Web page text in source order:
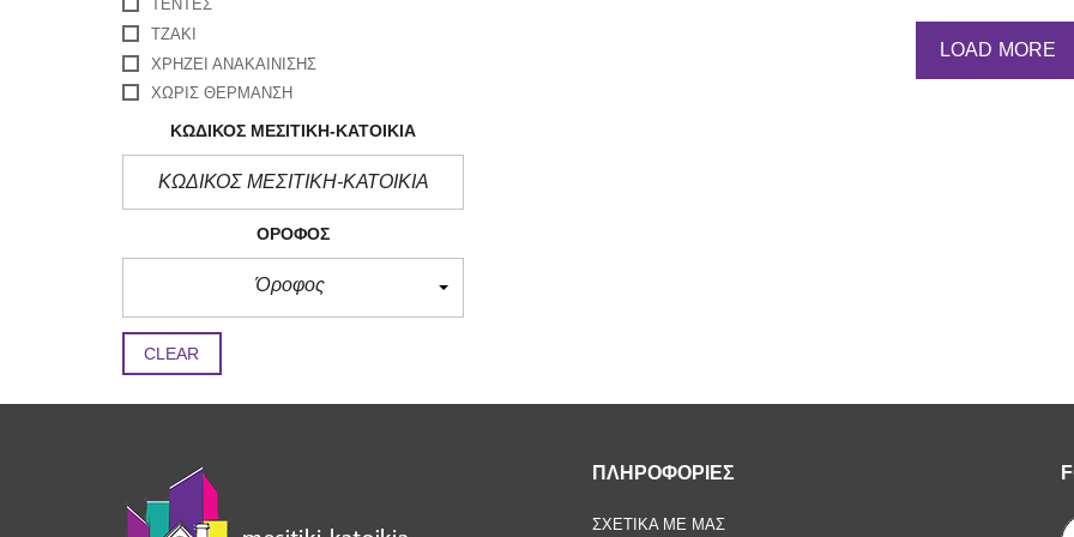
ΤΈΝΤΕΣ
ΤΖΆΚΙ
ΧΡΉΖΕΙ ΑΝΑΚΑΊΝΙΣΗΣ
ΧΩΡΊΣ ΘΈΡΜΑΝΣΗ
ΚΩΔΙΚΟΣ ΜΕΣΙΤΙΚΗ-ΚΑΤΟΙΚΙΑ
ΌΡΟΦΟΣ
Όροφος
CLEAR
LOAD MORE
ΠΛΗΡΟΦΟΡΙΕΣ
ΣΧΕΤΙΚΑ ΜΕ ΜΑΣ